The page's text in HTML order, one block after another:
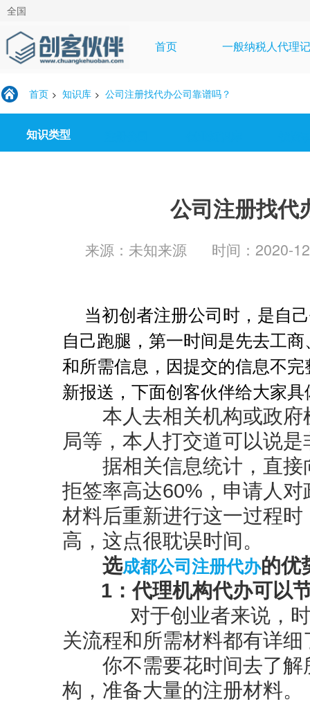
全国
首页 一般纳税人代理
首页 > 知识库 > 公司注册找代办公司靠谱吗？
知识类型
公司注册找代
来源：未知来源 时间：2020-
当初创者注册公司时，是自
自己跑腿，第一时间是先去工
和所需信息，因提交的信息不
新报送，下面创客伙伴给大家
本人去相关机构或政府
局等，本人打交道可以说
据相关信息统计，直接
拒签率高达60% ，申请人
材料后重新进行这一过程
高，这点很耽误时间。
选成都公司注册代办的优
1 ：代理机构代办可以
对于创业者来说，时
关流程和所需材料都有详
你不需要花时间去了解
构，准备大量的注册材料。